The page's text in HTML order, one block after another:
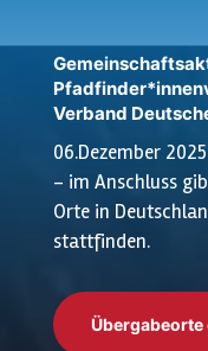
Verband
06.Dezember
- im Anschluss
Orte in
stattfinden.
Übergabeorte